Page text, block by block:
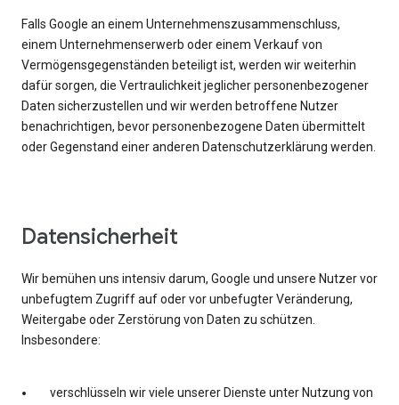
Falls Google an einem Unternehmenszusammenschluss,
einem Unternehmenserwerb oder einem Verkauf von
Vermögensgegenständen beteiligt ist, werden wir weiterhin
dafür sorgen, die Vertraulichkeit jeglicher personenbezogener
Daten sicherzustellen und wir werden betroffene Nutzer
benachrichtigen, bevor personenbezogene Daten übermittelt
oder Gegenstand einer anderen Datenschutzerklärung werden.
Datensicherheit
Wir bemühen uns intensiv darum, Google und unsere Nutzer vor
unbefugtem Zugriff auf oder vor unbefugter Veränderung,
Weitergabe oder Zerstörung von Daten zu schützen.
Insbesondere:
verschlüsseln wir viele unserer Dienste unter Nutzung von